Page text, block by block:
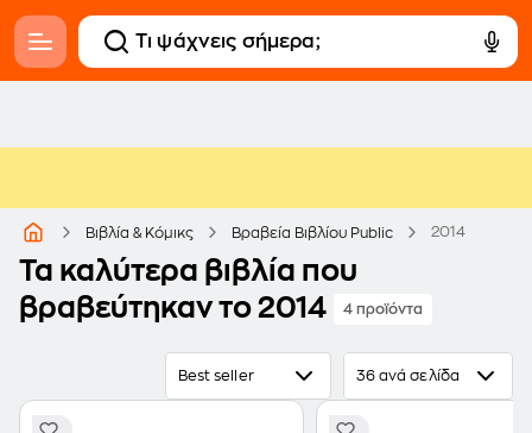
Βιβλία & Κόμικς Βραβεία Βιβλίου Public 2014
Τα καλύτερα βιβλία που
βραβεύτηκαν το 2014
4 προϊόντα
Best seller 36 ανά σελίδα